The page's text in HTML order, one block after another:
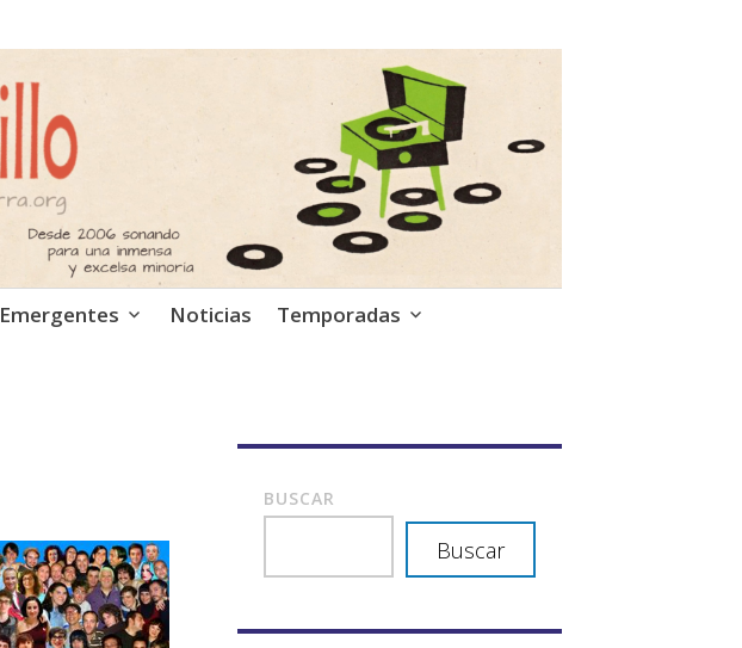
Emergentes Noticias Temporadas
BUSCAR
Buscar